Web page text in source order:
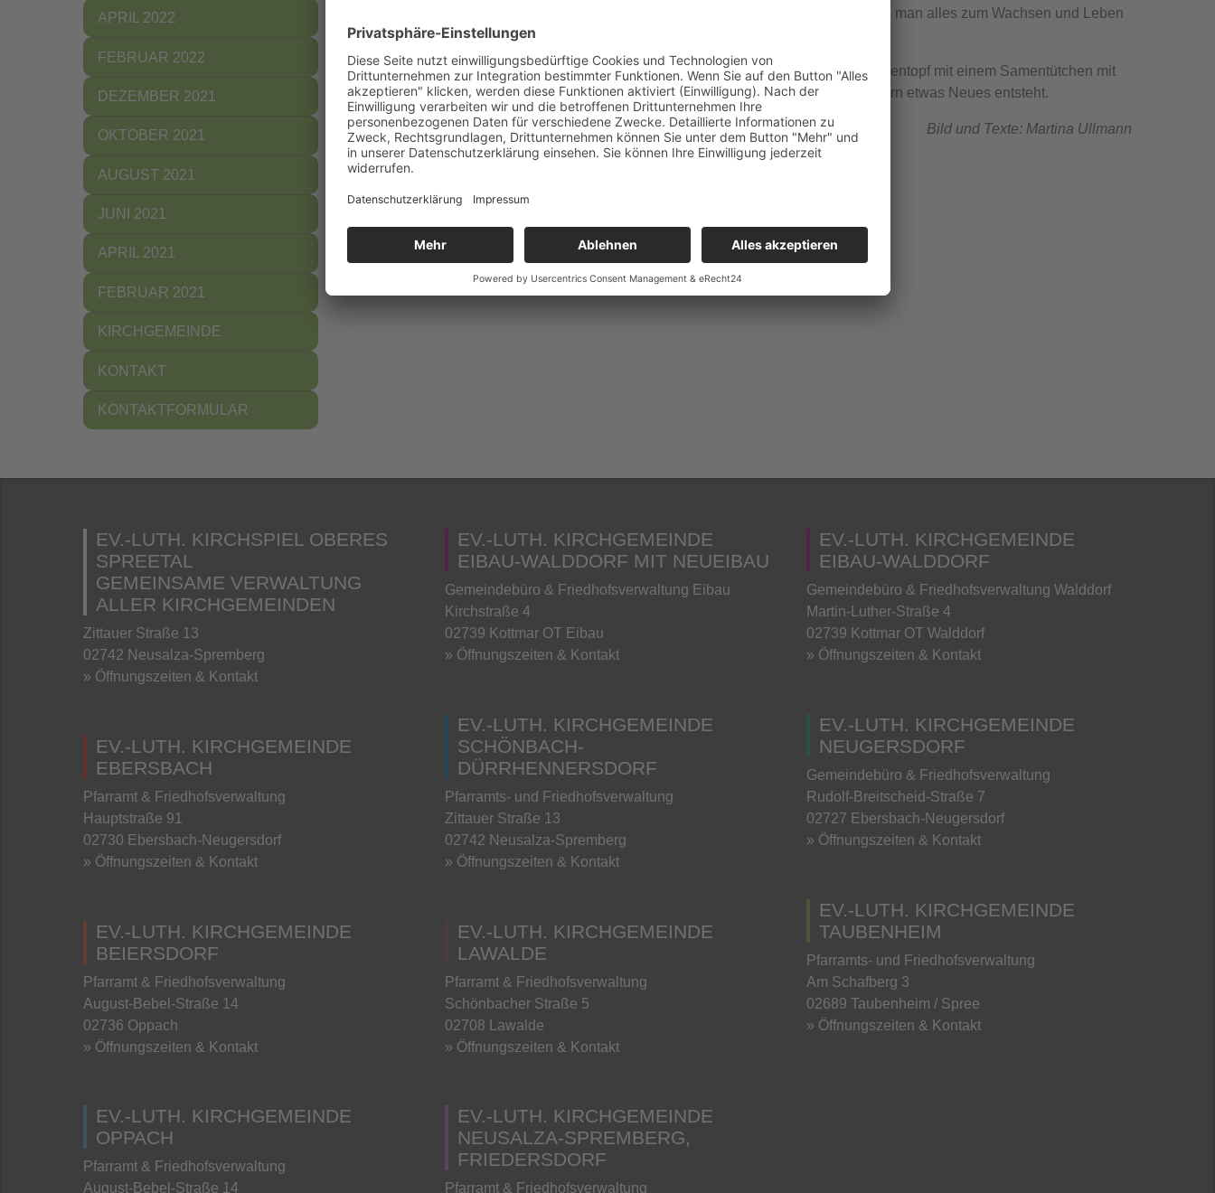
APRIL 2022
FEBRUAR 2022
DEZEMBER 2021
OKTOBER 2021
AUGUST 2021
JUNI 2021
APRIL 2021
FEBRUAR 2021
KIRCHGEMEINDE
KONTAKT
KONTAKTFORMULAR
und Regentropfen konnten die Kinder malen oder mit Ihren Eltern aufschreiben, was man alles zum Wachsen und Leben
braucht. Diese wurden von den Kindern auf ein Bild aufgeklebt.
Als Erinnerung an ihr Taufgedächtnis konnten die ehemaligen Täuflinge einen Blumentopf mit einem Samentütchen mit
nach Hause nehmen, um so selbst zu beobachten, wie aus einem kleinen Samenkorn etwas Neues entsteht.
Bild und Texte: Martina Ullmann
EV.-LUTH. KIRCHSPIEL OBERES
SPREETAL
GEMEINSAME VERWALTUNG
ALLER KIRCHGEMEINDEN
Zittauer Straße 13
02742 Neusalza-Spremberg
» Öffnungszeiten & Kontakt
EV.-LUTH. KIRCHGEMEINDE
EBERSBACH
Pfarramt & Friedhofsverwaltung
Hauptstraße 91
02730 Ebersbach-Neugersdorf
» Öffnungszeiten & Kontakt
EV.-LUTH. KIRCHGEMEINDE
BEIERSDORF
Pfarramt & Friedhofsverwaltung
August-Bebel-Straße 14
02736 Oppach
» Öffnungszeiten & Kontakt
EV.-LUTH. KIRCHGEMEINDE
OPPACH
Pfarramt & Friedhofsverwaltung
August-Bebel-Straße 14
EV.-LUTH. KIRCHGEMEINDE
EIBAU-WALDDORF MIT NEUEIBAU
Gemeindebüro & Friedhofsverwaltung Eibau
Kirchstraße 4
02739 Kottmar OT Eibau
» Öffnungszeiten & Kontakt
EV.-LUTH. KIRCHGEMEINDE
SCHÖNBACH-
DÜRRHENNERSDORF
Pfarramts- und Friedhofsverwaltung
Zittauer Straße 13
02742 Neusalza-Spremberg
» Öffnungszeiten & Kontakt
EV.-LUTH. KIRCHGEMEINDE
LAWALDE
Pfarramt & Friedhofsverwaltung
Schönbacher Straße 5
02708 Lawalde
» Öffnungszeiten & Kontakt
EV.-LUTH. KIRCHGEMEINDE
NEUSALZA-SPREMBERG,
FRIEDERSDORF
Pfarramt & Friedhofsverwaltung
EV.-LUTH. KIRCHGEMEINDE
EIBAU-WALDDORF
Gemeindebüro & Friedhofsverwaltung Walddorf
Martin-Luther-Straße 4
02739 Kottmar OT Walddorf
» Öffnungszeiten & Kontakt
EV.-LUTH. KIRCHGEMEINDE
NEUGERSDORF
Gemeindebüro & Friedhofsverwaltung
Rudolf-Breitscheid-Straße 7
02727 Ebersbach-Neugersdorf
» Öffnungszeiten & Kontakt
EV.-LUTH. KIRCHGEMEINDE
TAUBENHEIM
Pfarramts- und Friedhofsverwaltung
Am Schafberg 3
02689 Taubenheim / Spree
» Öffnungszeiten & Kontakt